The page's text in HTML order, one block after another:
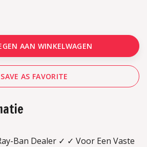
AAN WINKELWAGEN
SAVE AS FAVORITE
Ban Dealer ✓ ✓ Voor Een Vaste